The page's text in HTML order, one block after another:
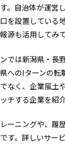
。自治体が運営
を設置している
源も活用してみ
では新潟県・長
へのIターンの転
なく、企業風土
チする企業を紹介
ーニングや、履
す。詳しいサー